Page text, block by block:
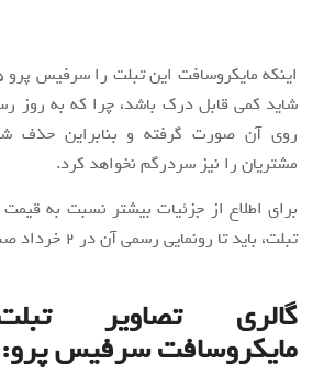
شاید کمی قابل درک باشد، چرا که به روز
روی آن صورت گرفته و بنابراین حذف
مشتریان را نیز سردرگم نخواهد کرد.
برای اطلاع از جزئیات بیشتر نسبت به
تبلت، باید تا رونمایی رسمی آن در ۲ خرداد صبر کنیم.
گالری تصاویر
مایکروسافت سرفیس پرو: